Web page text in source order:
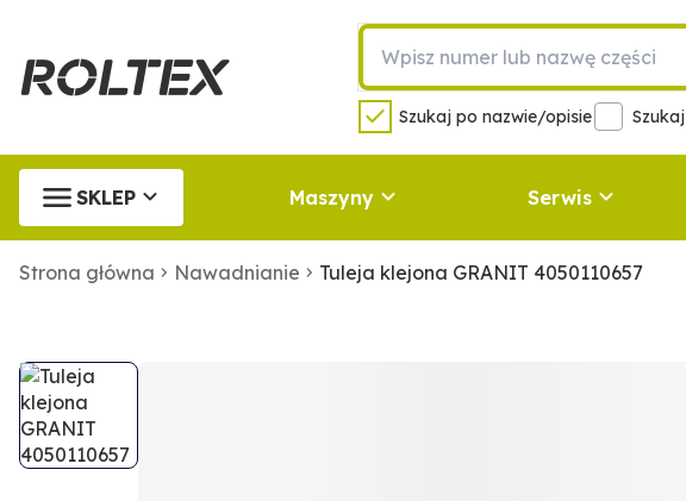
Szukaj po nazwie/opisie
SKLEP Maszyny Serwis
Strona główna Nawadnianie Tuleja klejona GRANIT 4050110657